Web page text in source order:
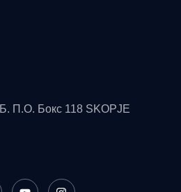
П.О. Бокс 118 SKOPJE